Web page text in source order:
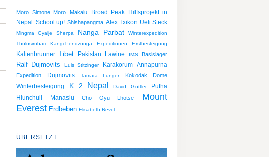
Moro Simone Moro Makalu Broad Peak
Hilfsprojekt in
Nepal: School up! Shishapangma Alex Txikon Ueli Steck
Mingma Gyalje Sherpa Nanga Parbat
Winterexpedition
Thulosirubari
Kangchendzönga Expeditionen Erstbesteigung
Kaltenbrunner Tibet Pakistan Lawine IMS Basislager
Ralf Dujmovits Luis Stitzinger Karakorum
Annapurna
Expedition
Dujmovits Tamara Lunger Kokodak Dome
Winterbesteigung K 2 Nepal David Göttler
Putha
Hiunchuli
Manaslu Cho Oyu Lhotse
Mount
Everest Erdbeben Elisabeth Revol
ÜBERSETZT